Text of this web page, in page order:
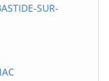
SUR-